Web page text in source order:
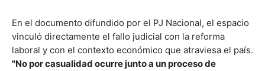
En el documento difundido por el PJ Nacional, el espacio
vinculó directamente el fallo judicial con la reforma
laboral y con el contexto económico que atraviesa el país.
"No por casualidad ocurre junto a un proceso de